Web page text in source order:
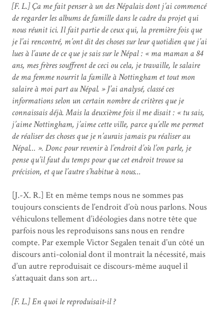
[F. L.] Ça me fait penser à un des Népalais dont j’ai commencé
de regarder les albums de famille dans le cadre du projet qui
nous réunit ici. Il fait partie de ceux qui, la première fois que
je l’ai rencontré, m’ont dit des choses sur leur quotidien que j’ai
lues à l’aune de ce que je sais sur le Népal : « ma maman a 84
ans, mes frères souffrent de ceci ou cela, je travaille, le salaire
de ma femme nourrit la famille à Nottingham et tout mon
salaire à moi part au Népal. » J’ai analysé, classé ces
informations selon un certain nombre de critères que je
connaissais déjà. Mais la deuxième fois il me disait : « tu sais,
j’aime Nottingham, j’aime cette ville, parce qu’elle me permet
de réaliser des choses que je n’aurais jamais pu réaliser au
Népal… ». Donc pour revenir à l’endroit d’où l’on parle, je
pense qu’il faut du temps pour que cet endroit trouve sa
précision, et que l’autre s’habitue à nous…
[J.-X. R.] Et en même temps nous ne sommes pas
toujours conscients de l’endroit d’où nous parlons. Nous
véhiculons tellement d’idéologies dans notre tête que
parfois nous les reproduisons sans nous en rendre
compte. Par exemple Victor Segalen tenait d’un côté un
discours anti-colonial dont il montrait la nécessité, mais
d’un autre reproduisait ce discours-même auquel il
s’attaquait dans son art…
[F. L.] En quoi le reproduisait-il ?